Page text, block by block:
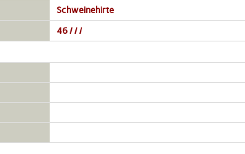
Schweinehirte
46 / / /